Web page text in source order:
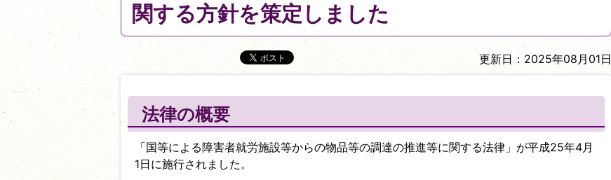
関する方針を策定しました
更新日：2025年08月01日
法律の概要
「国等による障害者就労施設等からの物品等の調達の推進等に関する法律」が平成25年4月
1日に施行されました。